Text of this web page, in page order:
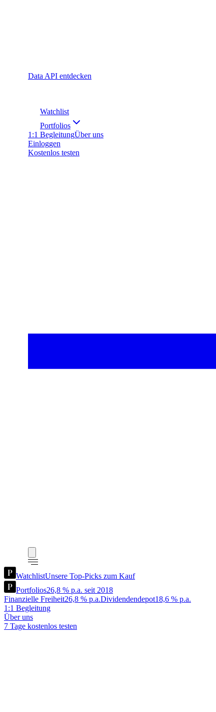
Data API entdecken
Watchlist
Portfolios
1:1 BegleitungÜber uns
Einloggen
Kostenlos testen
WatchlistUnsere Top-Picks zum Kauf
Portfolios26,8 % p.a. seit 2018
Finanzielle Freiheit26,8 % p.a.Dividendendepot18,6 % p.a.
1:1 Begleitung
Über uns
7 Tage kostenlos testen